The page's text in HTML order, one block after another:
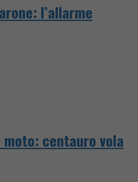
l’allarme
centauro vola